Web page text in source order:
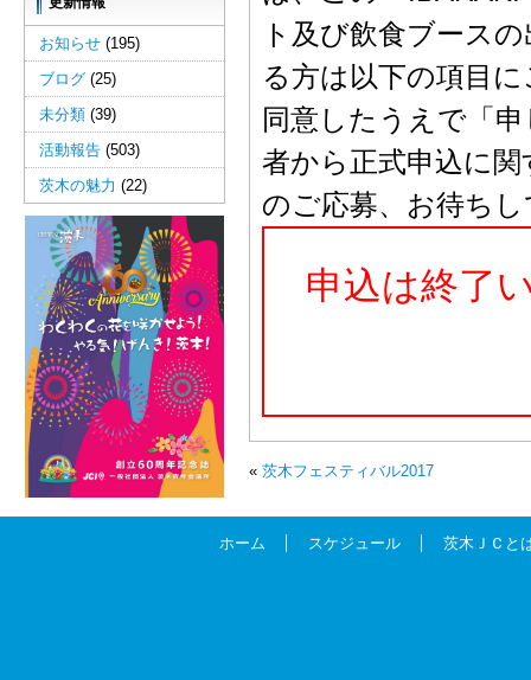
ト及び飲食ブース
る方は以下の項目
同意したうえで「
者から正式申込に
のご応募、お待ち
申込は終了
« 茨木フェスティバル2017
お知らせ (195)
ブログ (25)
未分類 (39)
活動報告 (503)
茨木の魅力 (22)
ホーム スケジュール 茨木ＪＣと